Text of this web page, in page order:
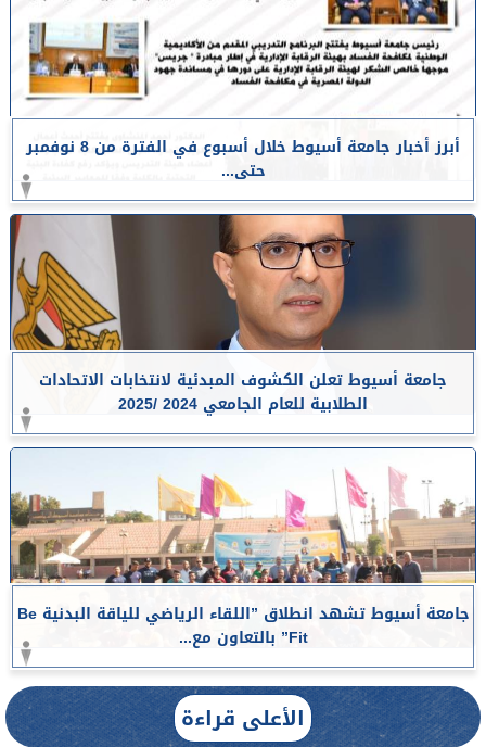
أبرز أخبار جامعة أسيوط خلال أسبوع في الفترة من 8 نوفمبر
حتى...
جامعة أسيوط تعلن الكشوف المبدئية لانتخابات الاتحادات
الطلابية للعام الجامعي 2024 /2025
جامعة أسيوط تشهد انطلاق ”اللقاء الرياضي للياقة البدنية Be
Fit” بالتعاون مع...
الأعلى قراءة